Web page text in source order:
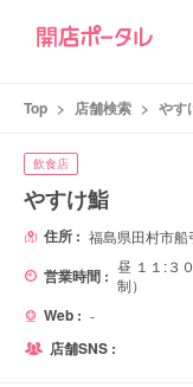
Top > 店舗検索 > やす
飲食店
やすけ鮨
住所 : 福島県田村市
営業時間 : 昼 １１:３
制）
Web : -
店舗SNS :